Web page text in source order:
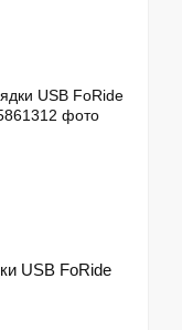
USB FoRide